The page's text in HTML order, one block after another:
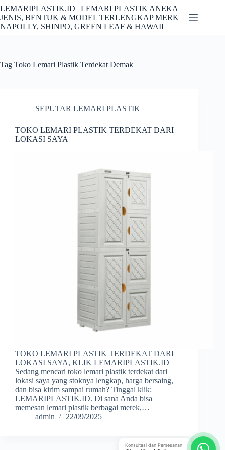
Skip
to
content
LEMARIPLASTIK.ID | LEMARI PLASTIK ANEKA
JENIS, BENTUK & MODEL TERLENGKAP MERK
NAPOLLY, SHINPO, GREEN LEAF & HAWAII
Tag Toko Lemari Plastik Terdekat Demak
SEPUTAR LEMARI PLASTIK
TOKO LEMARI PLASTIK TERDEKAT DARI
LOKASI SAYA
TOKO LEMARI PLASTIK TERDEKAT DARI
LOKASI SAYA, KLIK LEMARIPLASTIK.ID
Sedang mencari toko lemari plastik terdekat dari
lokasi saya yang stoknya lengkap, harga bersaing,
dan bisa kirim sampai rumah? Tinggal klik:
LEMARIPLASTIK.ID. Di sana Anda bisa
memesan lemari plastik berbagai merek,…
admin
22/09/2025
Konsultasi dan Pemesanan